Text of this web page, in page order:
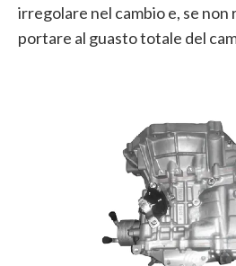
irregolare nel cambio e, se non
portare al guasto totale del